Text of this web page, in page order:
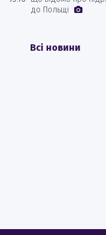
до Польщі
Всі новини